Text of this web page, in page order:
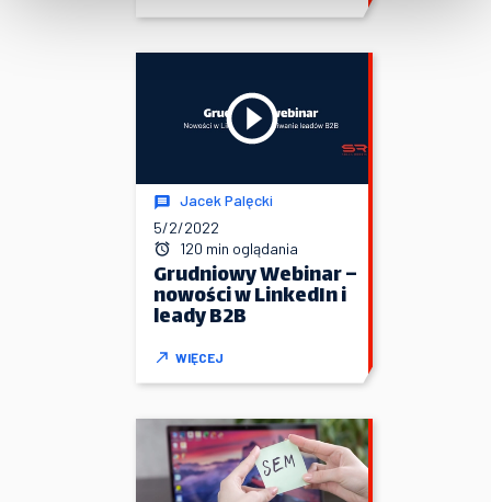
Jacek Palęcki
5/2/2022
120 min oglądania
Grudniowy Webinar –
nowości w LinkedIn i
leady B2B
WIĘCEJ